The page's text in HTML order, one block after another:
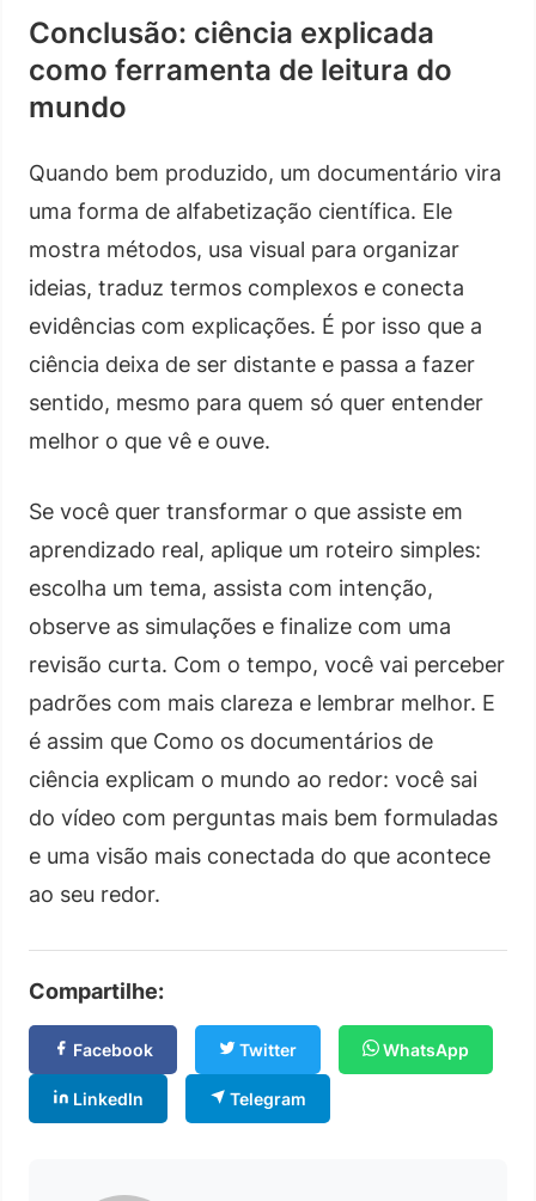
Conclusão: ciência explicada
como ferramenta de leitura do
mundo
Quando bem produzido, um documentário vira
uma forma de alfabetização científica. Ele
mostra métodos, usa visual para organizar
ideias, traduz termos complexos e conecta
evidências com explicações. É por isso que a
ciência deixa de ser distante e passa a fazer
sentido, mesmo para quem só quer entender
melhor o que vê e ouve.
Se você quer transformar o que assiste em
aprendizado real, aplique um roteiro simples:
escolha um tema, assista com intenção,
observe as simulações e finalize com uma
revisão curta. Com o tempo, você vai perceber
padrões com mais clareza e lembrar melhor. E
é assim que Como os documentários de
ciência explicam o mundo ao redor: você sai
do vídeo com perguntas mais bem formuladas
e uma visão mais conectada do que acontece
ao seu redor.
Compartilhe:
Facebook Twitter WhatsApp
LinkedIn Telegram